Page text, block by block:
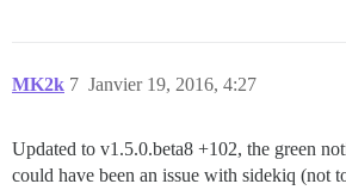
MK2k Janvier 19, 2016, 4:27
7
Updated to v1.5.0.beta8 +102, the green
could have been an issue with sidekiq (not